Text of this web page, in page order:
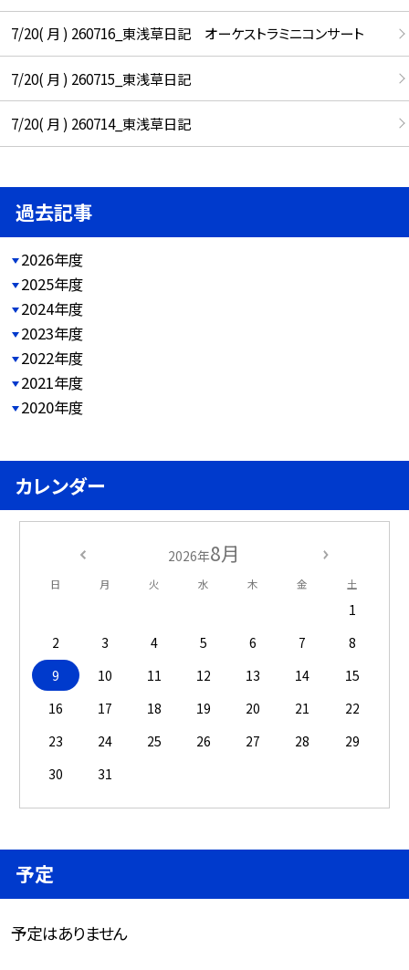
7/20( 月 ) 260716_東浅草日記 オーケストラミニコンサート
7/20( 月 ) 260715_東浅草日記
7/20( 月 ) 260714_東浅草日記
過去記事
2026年度
2025年度
2024年度
2023年度
2022年度
2021年度
2020年度
カレンダー
2026年8月
日 月 火 水 木 金 土
1
2
3 4 5 6 7
8
9
10 11 12 13 14
15
16
17 18 19 20 21
22
23
24 25 26 27 28
29
30
31
予定
予定はありません